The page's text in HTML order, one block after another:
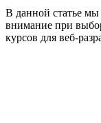
В данной статье мы
внимание при
курсов для веб-